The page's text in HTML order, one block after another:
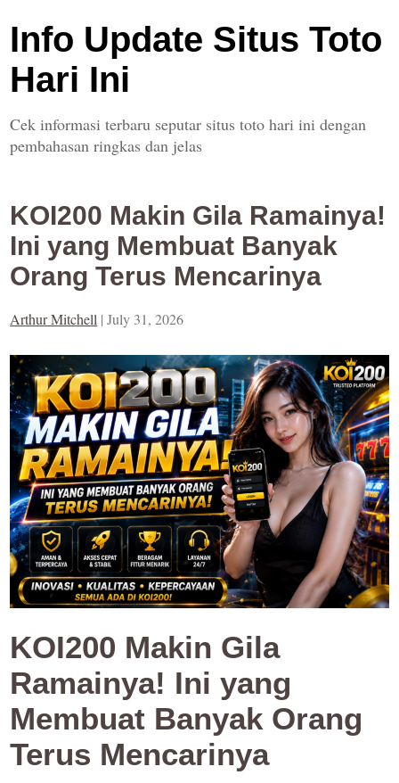
Info Update Situs Toto
Hari Ini
Cek informasi terbaru seputar situs toto hari ini dengan
pembahasan ringkas dan jelas
KOI200 Makin Gila Ramainya!
Ini yang Membuat Banyak
Orang Terus Mencarinya
Arthur Mitchell |July 31, 2026
KOI200 Makin Gila
Ramainya! Ini yang
Membuat Banyak Orang
Terus Mencarinya